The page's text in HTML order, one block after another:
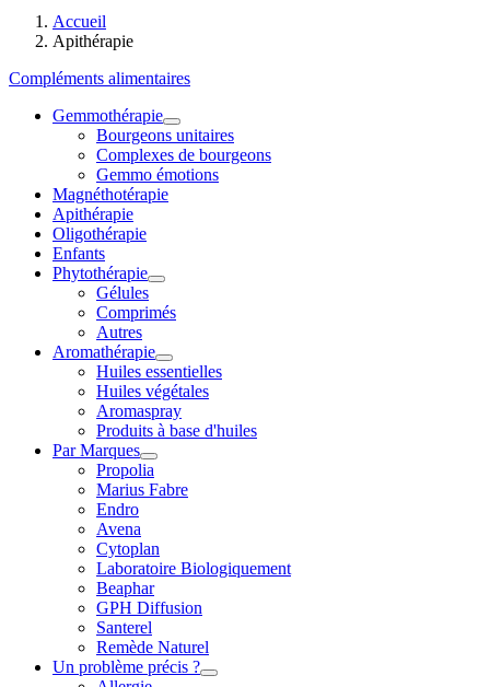
Accueil
Apithérapie
Compléments alimentaires
Gemmothérapie
Bourgeons unitaires
Complexes de bourgeons
Gemmo émotions
Magnéthotérapie
Apithérapie
Oligothérapie
Enfants
Phytothérapie
Gélules
Comprimés
Autres
Aromathérapie
Huiles essentielles
Huiles végétales
Aromaspray
Produits à base d'huiles
Par Marques
Propolia
Marius Fabre
Endro
Avena
Cytoplan
Laboratoire Biologiquement
Beaphar
GPH Diffusion
Santerel
Remède Naturel
Un problème précis ?